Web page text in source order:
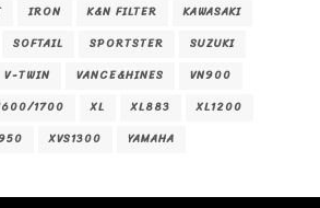
IRON K&N FILTER
KAWASAKI
SOFTAIL SPORTSTER
SUZUKI
V-TWIN VANCE&HINES
VN900
1700 XL XL883
XL1200
XVS1300 YAMAHA